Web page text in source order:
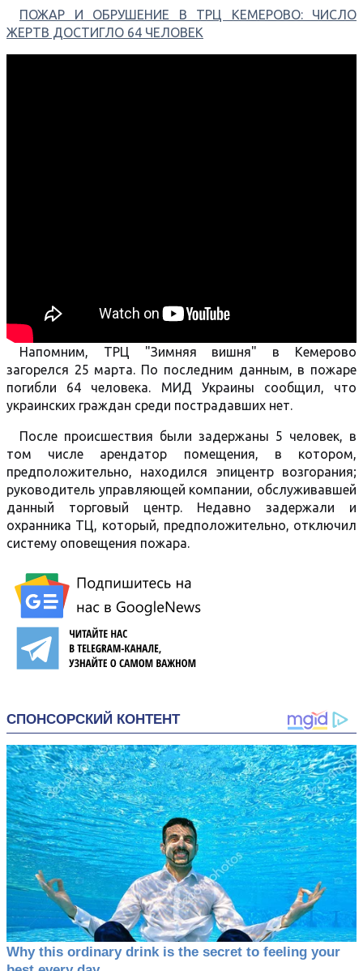
ПОЖАР И ОБРУШЕНИЕ В ТРЦ КЕМЕРОВО: ЧИСЛО
ЖЕРТВ ДОСТИГЛО 64 ЧЕЛОВЕК
Напомним, ТРЦ "Зимняя вишня" в Кемерово
загорелся 25 марта. По последним данным, в пожаре
погибли 64 человека. МИД Украины сообщил, что
украинских граждан среди пострадавших нет.
После происшествия были задержаны 5 человек, в
том числе арендатор помещения, в котором,
предположительно, находился эпицентр возгорания;
руководитель управляющей компании, обслуживавшей
данный торговый центр. Недавно задержали и
охранника ТЦ, который, предположительно, отключил
систему оповещения пожара.